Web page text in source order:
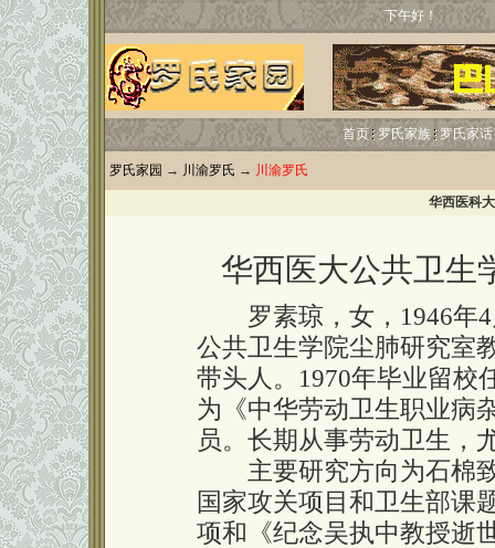
下午好！
首页 罗氏家族 罗氏家话
罗氏家园 → 川渝罗氏 → 川渝罗氏
华西医科
华西医大公共卫生
罗素琼，女，1946年4
公共卫生学院尘肺研究室
带头人。1970年毕业留校
为《中华劳动卫生职业病
员。长期从事劳动卫生，
主要研究方向为石棉致
国家攻关项目和卫生部课
项和《纪念吴执中教授逝